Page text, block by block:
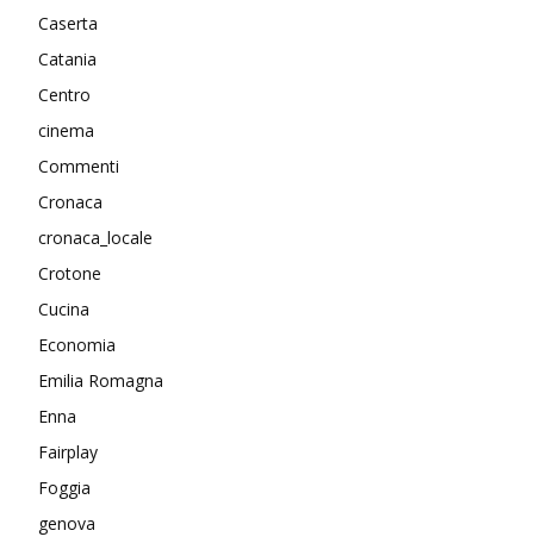
Caserta
Catania
Centro
cinema
Commenti
Cronaca
cronaca_locale
Crotone
Cucina
Economia
Emilia Romagna
Enna
Fairplay
Foggia
genova